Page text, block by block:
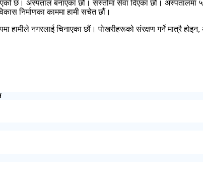
छ। अस्पताल बनाएका छौं। सस्तोमा सेवा दिएका छौं।
निर्माणका काममा हामी सचेत छौं।
हामीले नगरलाई चिनाएका छौं। पोखरीहरूको संरक्षण गर्ने मात्रै